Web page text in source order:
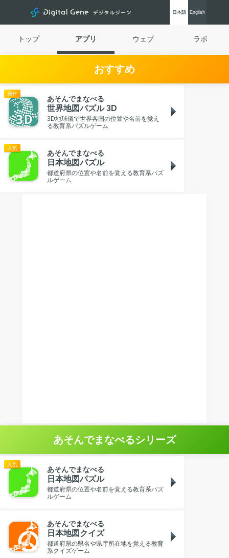
Digital Gene
日本語 Eng lish
トップ アプリ ウェブ ラボ
おすすめ
新作
あそんでまなべる
世界地図パズル 3D
3D地球儀で世界各国の位置や名前を覚え
る教育系パズルゲーム
人気
あそんでまなべる
日本地図パズル
都道府県の位置や名前を覚える教育系パズ
ルゲーム
あそんでまなべるシリーズ
人気
あそんでまなべる
日本地図パズル
都道府県の位置や名前を覚える教育系パズ
ルゲーム
あそんでまなべる
日本地図クイズ
都道府県の県名や県庁所在地を覚える教育
系クイズゲーム